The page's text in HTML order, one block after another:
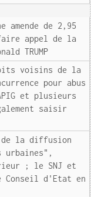
amende de 2,95
appel de la
TRUMP
voisins de la
pour abus
et plusieurs
saisir
la diffusion
urbaines",
; le SNJ et
Conseil d'Etat en